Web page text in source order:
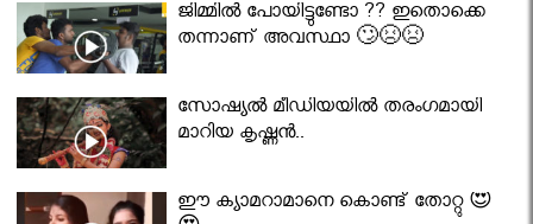
ജിമ്മിൽ പോയിട്ടുണ്ടോ ?? ഇതൊക്കെ
തന്നാണ് അവസ്ഥാ 🙄😣😣
സോഷ്യൽ മീഡിയയിൽ തരംഗമായി
മാറിയ കൃഷ്ണൻ..
ഈ ക്യാമറാമാനെ കൊണ്ട് തോറ്റു 😍